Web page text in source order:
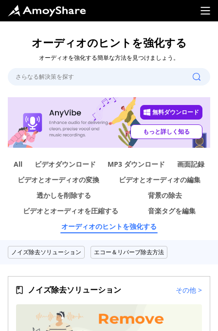
オーディオのヒントを強化する
オーディオを強化する簡単な方法を見つけましょう。
無料ダウンロード
もっと詳しく知る
All ビデオダウンロード MP3 ダウンロード
画面記録
ビデオとオーディオの変換
ビデオとオーディオの編集
透かしを削除する
背景の除去
ビデオとオーディオを圧縮する
音楽タグを編集
オーディオのヒントを強化する
ノイズ除去ソリューション エコー＆リバーブ除去方法
ノイズ除去ソリューション その他 >